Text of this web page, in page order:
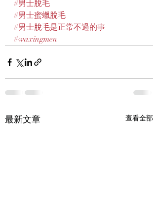
#男士脫毛
#男士蜜蠟脫毛
#男士脫毛是正常不過的事
#waxingmen
最新文章 查看全部